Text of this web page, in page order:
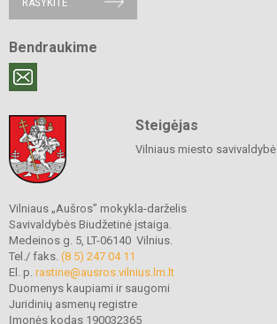
Bendraukime
Steigėjas
Vilniaus miesto savivaldybė
Vilniaus „Aušros” mokykla-darželis
Savivaldybės Biudžetinė įstaiga.
Medeinos g. 5, LT-06140 Vilnius.
Tel./ faks. (8 5) 247 04 11
El. p. rastine@ausros.vilnius.lm.lt
Duomenys kaupiami ir saugomi
Juridinių asmenų registre
Įmonės kodas 190032365